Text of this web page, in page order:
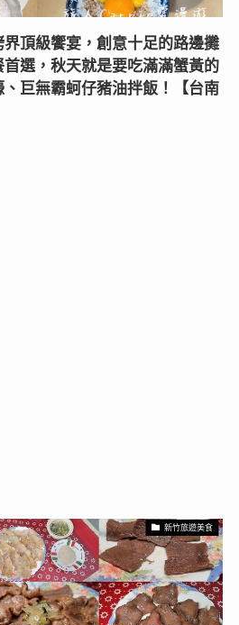
頂級饗宴，創意十足的路邊攤
選，秋天就是要吃滿滿蟹黃的
巨無霸蚵仔豬油拌飯！【台南
新竹旅遊美食